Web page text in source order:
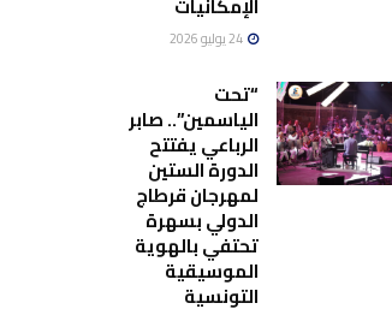
24 يوليو 2026
“تحت
الياسمين”.. صابر
الرباعي يفتتح
الدورة الستين
لمهرجان قرطاج
الدولي بسهرة
تحتفي بالهوية
الموسيقية
التونسية